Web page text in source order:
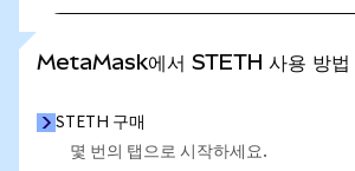
MetaMask에서 STETH 사용 방법
STETH 구매
몇 번의 탭으로 시작하세요.